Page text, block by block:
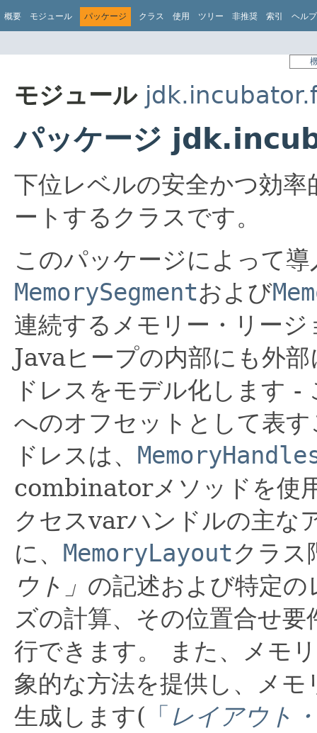
概要 モジュール パッケージ クラス 使用 ツリー 非推奨 索引 ヘルプ
モジュール
パッケージ
下位レベルの安全かつ効
ートするクラスです。
このパッケージによって
MemorySegmentおよび
連続するメモリー・リー
Javaヒープの内部にも外
ドレスをモデル化します
へのオフセットとして表
ドレスは、
combinatorメソッドを使
クセスvarハンドルの主な
に、 MemoryLayoutクラス
ウト」 の記述および特定
ズの計算、その位置合せ
行できます。
また、メモ
象的な方法を提供し、メ
生成します( 「 レイアウト